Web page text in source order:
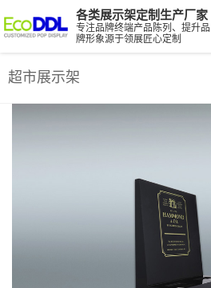
各类展示架定制生产厂家
专注品牌终端产品陈列、提升品
牌形象源于领展匠心定制
超市展示架